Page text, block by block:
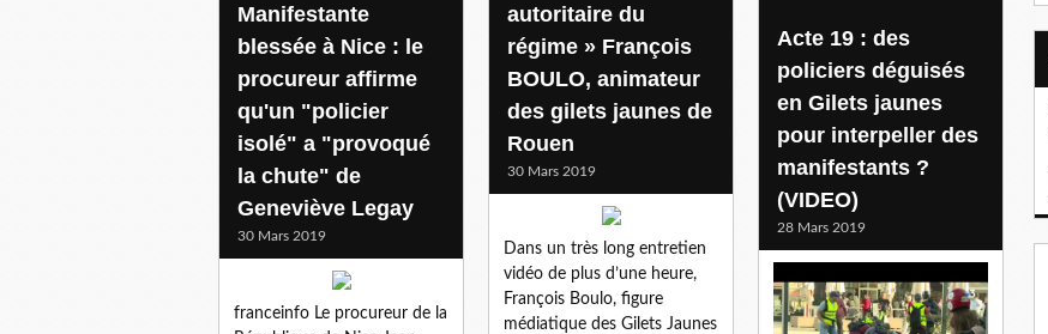
autoritaire du
régime » François
BOULO, animateur
des gilets jaunes de
Rouen
30 Mars 2019
Dans un très long entretien
vidéo de plus d’une heure,
François Boulo, figure
médiatique des Gilets Jaunes
Manifestante
blessée à Nice : le
procureur affirme
qu'un "policier
isolé" a "provoqué
la chute" de
Geneviève Legay
30 Mars 2019
franceinfo Le procureur de la
Acte 19 : des
policiers déguisés
en Gilets jaunes
pour interpeller des
manifestants ?
(VIDEO)
28 Mars 2019